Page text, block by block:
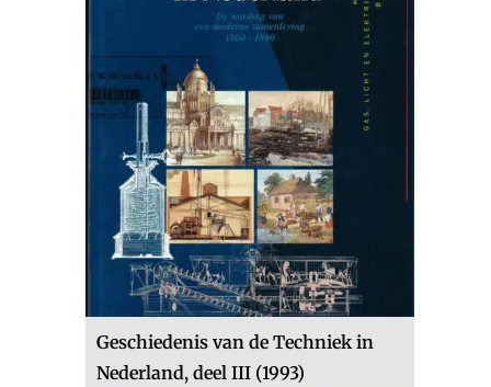
Geschiedenis van de Techniek in
Nederland, deel III (1993)